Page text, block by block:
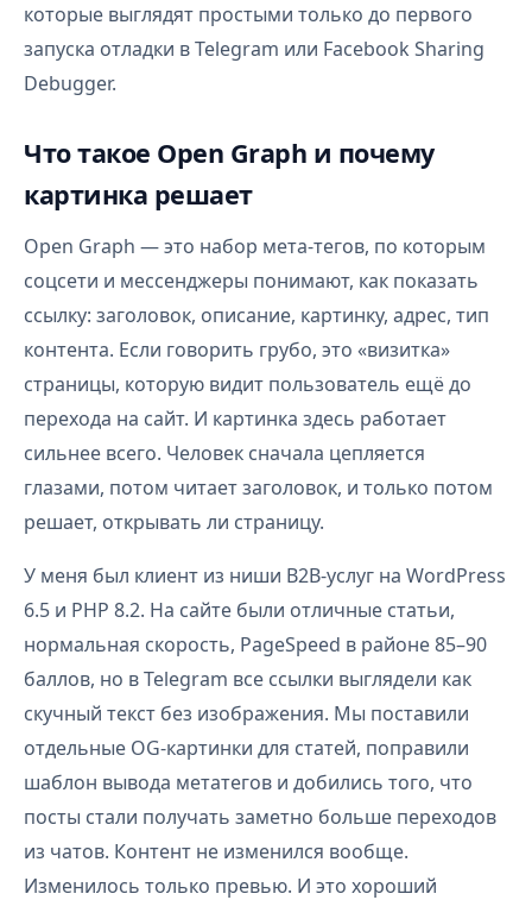
которые выглядят простыми только до первого
запуска отладки в Telegram или Facebook Sharing
Debugger.
Что такое Open Graph и почему
картинка решает
Open Graph — это набор мета-тегов, по которым
соцсети и мессенджеры понимают, как показать
ссылку: заголовок, описание, картинку, адрес, тип
контента. Если говорить грубо, это «визитка»
страницы, которую видит пользователь ещё до
перехода на сайт. И картинка здесь работает
сильнее всего. Человек сначала цепляется
глазами, потом читает заголовок, и только потом
решает, открывать ли страницу.
У меня был клиент из ниши B2B-услуг на WordPress
6.5 и PHP 8.2. На сайте были отличные статьи,
нормальная скорость, PageSpeed в районе 85–90
баллов, но в Telegram все ссылки выглядели как
скучный текст без изображения. Мы поставили
отдельные OG-картинки для статей, поправили
шаблон вывода метатегов и добились того, что
посты стали получать заметно больше переходов
из чатов. Контент не изменился вообще.
Изменилось только превью. И это хороший